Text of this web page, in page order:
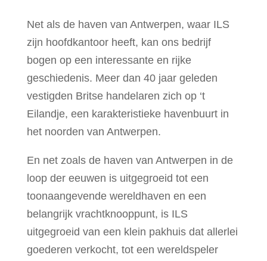
Net als de haven van Antwerpen, waar ILS
zijn hoofdkantoor heeft, kan ons bedrijf
bogen op een interessante en rijke
geschiedenis. Meer dan 40 jaar geleden
vestigden Britse handelaren zich op ‘t
Eilandje, een karakteristieke havenbuurt in
het noorden van Antwerpen.
En net zoals de haven van Antwerpen in de
loop der eeuwen is uitgegroeid tot een
toonaangevende wereldhaven en een
belangrijk vrachtknooppunt, is ILS
uitgegroeid van een klein pakhuis dat allerlei
goederen verkocht, tot een wereldspeler